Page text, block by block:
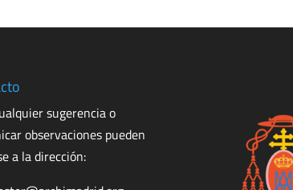
sugerencia o
observaciones pueden
a la dirección: